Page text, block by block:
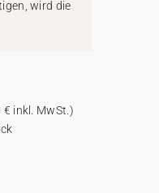
wird die
€ inkl. MwSt.)